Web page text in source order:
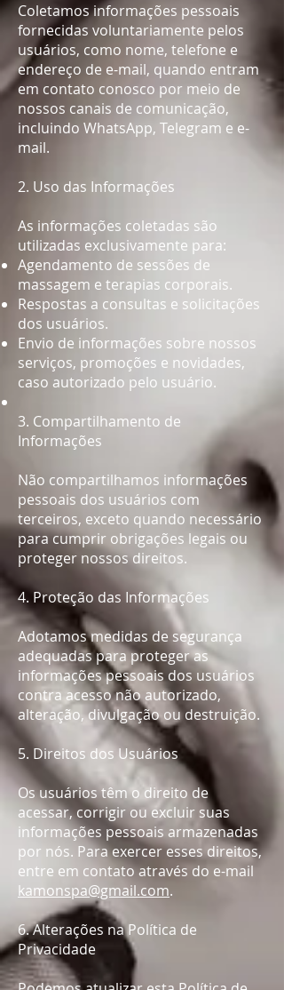
Coletamos informações pessoais
fornecidas voluntariamente pelos
usuários, como nome, telefone e
endereço de e-mail, quando entram
em contato conosco por meio de
nossos canais de comunicação,
incluindo WhatsApp, Telegram e e-
mail.​
2. Uso das Informações
As informações coletadas são
utilizadas exclusivamente para:​
Agendamento de sessões de
massagem e terapias corporais.​
Respostas a consultas e solicitações
dos usuários.​
Envio de informações sobre nossos
serviços, promoções e novidades,
caso autorizado pelo usuário.​
3. Compartilhamento de
Informações
Não compartilhamos informações
pessoais dos usuários com
terceiros, exceto quando necessário
para cumprir obrigações legais ou
proteger nossos direitos.​
4. Proteção das Informações
Adotamos medidas de segurança
adequadas para proteger as
informações pessoais dos usuários
contra acesso não autorizado,
alteração, divulgação ou destruição.​
5. Direitos dos Usuários
Os usuários têm o direito de
acessar, corrigir ou excluir suas
informações pessoais armazenadas
por nós. Para exercer esses direitos,
entre em contato através do e-mail
kamonspa@gmail.com.​
6. Alterações na Política de
Privacidade